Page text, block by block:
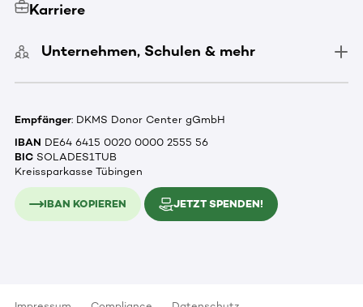
Karriere
Unternehmen, Schulen & mehr
Empfänger: DKMS Donor Center gGmbH
IBAN DE64 6415 0020 0000 2555 56
BIC SOLADES1TUB
Kreissparkasse Tübingen
IBAN KOPIEREN JETZT SPENDEN!